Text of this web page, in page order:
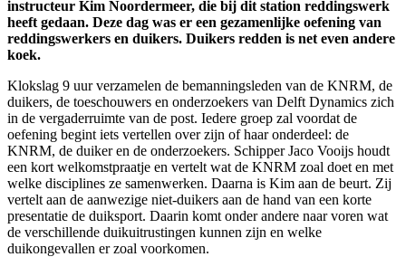
instructeur Kim Noordermeer, die bij dit station reddingswerk
heeft gedaan. Deze dag was er een gezamenlijke oefening van
reddingswerkers en duikers. Duikers redden is net even andere
koek.
Klokslag 9 uur verzamelen de bemanningsleden van de KNRM, de
duikers, de toeschouwers en onderzoekers van Delft Dynamics zich
in de vergaderruimte van de post. Iedere groep zal voordat de
oefening begint iets vertellen over zijn of haar onderdeel: de
KNRM, de duiker en de onderzoekers. Schipper Jaco Vooijs houdt
een kort welkomstpraatje en vertelt wat de KNRM zoal doet en met
welke disciplines ze samenwerken. Daarna is Kim aan de beurt. Zij
vertelt aan de aanwezige niet-duikers aan de hand van een korte
presentatie de duiksport. Daarin komt onder andere naar voren wat
de verschillende duikuitrustingen kunnen zijn en welke
duikongevallen er zoal voorkomen.